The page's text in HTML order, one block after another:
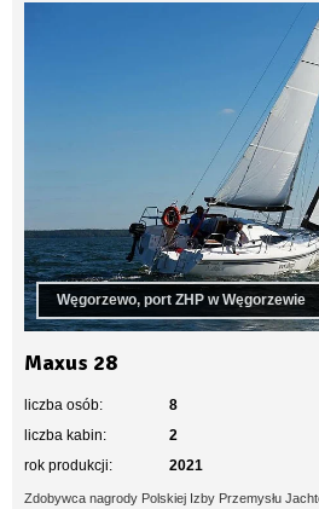
Węgorzewo, port ZHP w Węgorzewie
Maxus 28
liczba osób:
8
liczba kabin:
2
rok produkcji:
2021
Zdobywca nagrody Polskiej Izby Przemysłu